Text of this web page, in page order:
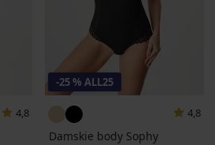
4,8
-25 % ALL25
4,8
Damskie body Sophy